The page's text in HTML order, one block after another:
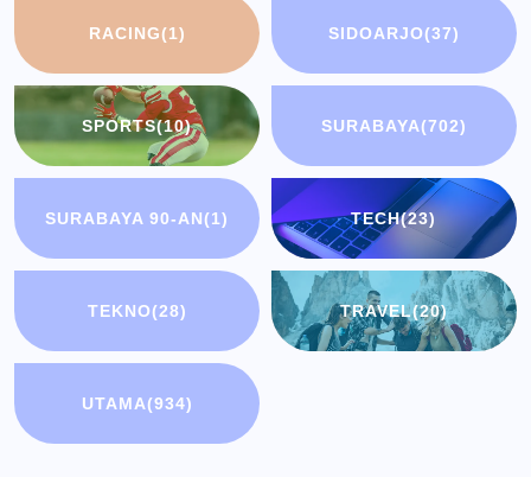
RACING(1) SIDOARJO(37)
SPORTS(10) SURABAYA(702)
SURABAYA 90-AN(1) TECH(23)
TEKNO(28) TRAVEL(20)
UTAMA(934)